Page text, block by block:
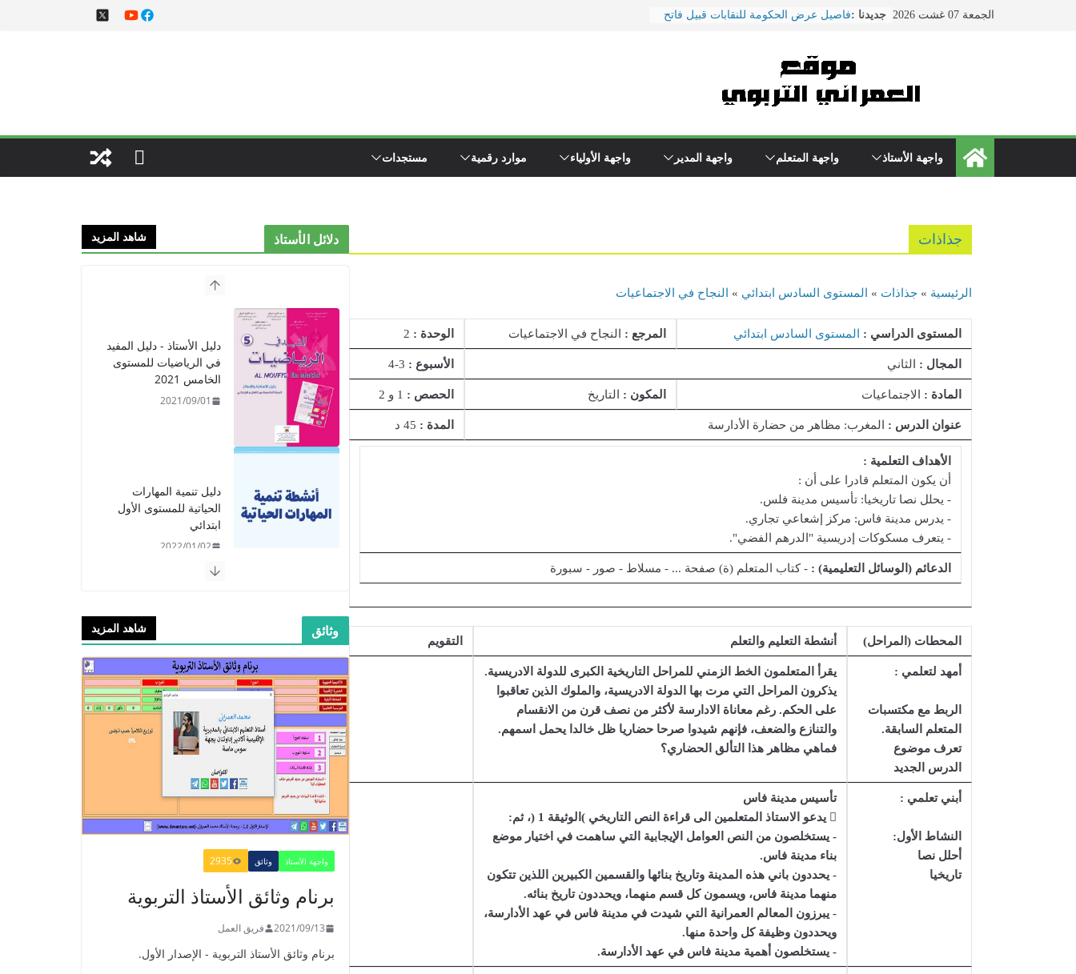
الجمعة 07 غشت 2026 جديدنا :فاصيل عرض الحكومة للنقابات قبيل فاتح
التربية الوطنية
الحوار الاجتماعي يتواصل بوزارة
\"بنموسى\" وسط دعوات لتصعيد
من طرف والد تلميذ
مباريات الدخول إلى مركز تكوين مفتشي
واجهة الأستاذ واجهة المتعلم واجهة المدير واجهة الأولياء موارد رقمية مستجدات
جذاذات
الرئيسية »جذاذات » المستوى السادس ابتدائي » النجاح في الاجتماعيات
المستوى الدراسي : المستوى السادس ابتدائي المرجع : النجاح في الاجتماعيات الوحدة : 2
المجال : الثاني الأسبوع : 3-4
المادة : الاجتماعيات المكون : التاريخ الحصص : 1 و 2
عنوان الدرس : المغرب: مظاهر من حضارة الأدارسة المدة : 45 د
الأهداف التعلمية :
أن يكون المتعلم قادرا على أن :
- يحلل نصا تاريخيا: تأسيس مدينة فلس.
- يدرس مدينة فاس: مركز إشعاعي تجاري.
- يتعرف مسكوكات إدريسية "الدرهم الفضي".
الدعائم (الوسائل التعليمية) :- كتاب المتعلم (ة) صفحة ... - مسلاط - صور - سبورة
المحطات (المراحل) أنشطة التعليم والتعلم التقويم
أمهد لتعلمي :
الربط مع مكتسبات
المتعلم السابقة.
تعرف موضوع
الدرس الجديد
يقرأ المتعلمون الخط الزمني للمراحل التاريخية الكبرى للدولة الادريسية.
يذكرون المراحل التي مرت بها الدولة الادريسية، والملوك الذين تعاقبوا
على الحكم. رغم معاناة الادارسة لأكثر من نصف قرن من الانقسام
والتنازع والضعف، فإنهم شيدوا صرحا حضاريا ظل خالدا يحمل اسمهم.
فماهي مظاهر هذا التألق الحضاري؟
أبني تعلمي :
النشاط الأول:
أحلل نصا
تاريخيا
تأسيس مدينة فاس
 يدعو الاستاذ المتعلمين الى قراءة النص التاريخي )الوثيقة 1 (، ثم:
- يستخلصون من النص العوامل الإيجابية التي ساهمت في اختيار موضع
بناء مدينة فاس.
- يحددون باني هذه المدينة وتاريخ بنائها والقسمين الكبيرين اللذين تتكون
منهما مدينة فاس، ويسمون كل قسم منهما، ويحددون تاريخ بنائه.
- يبرزون المعالم العمرانية التي شيدت في مدينة فاس في عهد الأدارسة،
ويحددون وظيفة كل واحدة منها.
- يستخلصون أهمية مدينة فاس في عهد الأدارسة.
دلائل الأستاذ شاهد المزيد
دليل الأستاذ - دليل المفيد
في الرياضيات للمستوى
الخامس 2021
2021/09/01
دليل تنمية المهارات
الحياتية للمستوى الأول
ابتدائي
2022/01/02
​دليل المفيد في اللغة
2021
2021/09/01
Mes apprentissages
en Français 6 AEP
-2021
2021/09/01
2022/01/02
وثائق شاهد المزيد
واجهة الأستاذ وثائق 2935
برنام وثائق الأستاذ التربوية
2021/09/13 فريق العمل
برنام وثائق الأستاذ التربوية - الإصدار الأول.